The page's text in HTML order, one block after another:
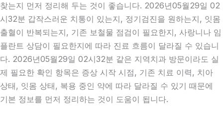
찾는지 먼저 정리해 두는 것이 좋습니다. 2026년05월29일 02
시32분 갑작스러운 치통이 있는지, 정기검진을 원하는지, 잇몸
출혈이 반복되는지, 기존 보철물 점검이 필요한지, 사랑니나 임
플란트 상담이 필요한지에 따라 진료 흐름이 달라질 수 있습니
다. 2026년05월29일 02시32분 같은 지역치과 방문이라도 실
제 필요한 확인 항목은 증상 시작 시점, 기존 치료 이력, 치아
상태, 잇몸 상태, 복용 중인 약에 따라 달라질 수 있기 때문에
기본 정보를 먼저 정리하는 것이 도움이 됩니다.